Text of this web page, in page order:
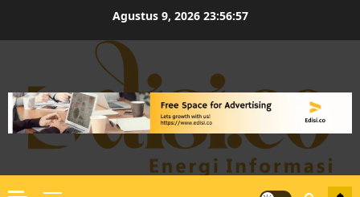
Agustus 9, 2026 23:56:57